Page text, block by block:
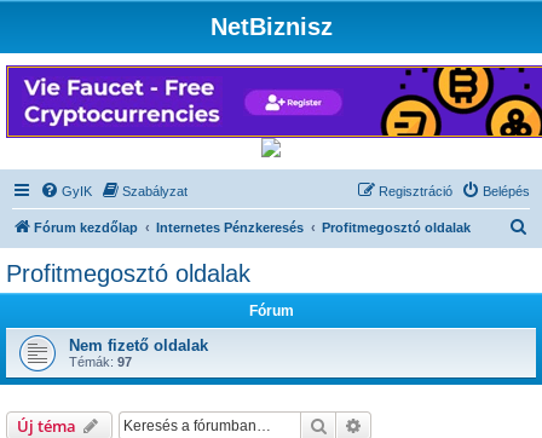
NetBiznisz
GyIK Szabályzat Belépés
Regisztráció
Fórum kezdőlap Internetes Pénzkeresés Profitmegosztó oldalak
Profitmegosztó oldalak
Fórum
Nem fizető oldalak
Témák: 97
Új téma Keresés